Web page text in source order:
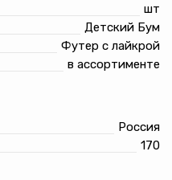
шт
Детский Бум
Футер с лайкрой
в ассортименте
Россия
170